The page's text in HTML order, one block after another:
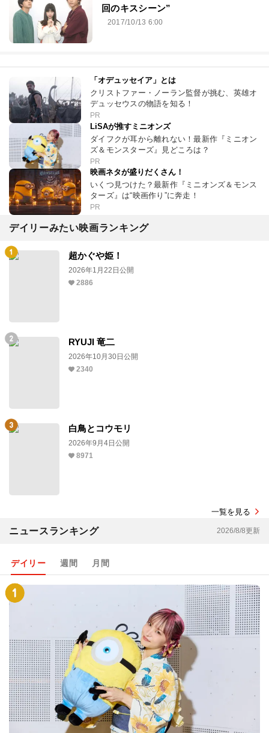
回のキスシーン”
2017/10/13 6:00
「オデュッセイア」とは
クリストファー・ノーラン監督が挑む、英雄オ
デュッセウスの物語を知る！
PR
LiSAが推すミニオンズ
ダイフクが耳から離れない！最新作『ミニオン
ズ＆モンスターズ』見どころは？
PR
映画ネタが盛りだくさん！
いくつ見つけた？最新作『ミニオンズ＆モンス
ターズ』は“映画作り”に奔走！
PR
デイリーみたい映画ランキング
超かぐや姫！
2026年1月22日公開
2886
RYUJI 竜二
2026年10月30日公開
2340
白鳥とコウモリ
2026年9月4日公開
8971
一覧を見る
ニュースランキング 2026/8/8更新
デイリー 週間 月間